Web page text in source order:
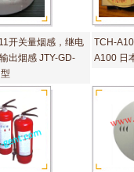
开关量烟感，继电
出烟感 JTY-GD-
TCH-
A100 日